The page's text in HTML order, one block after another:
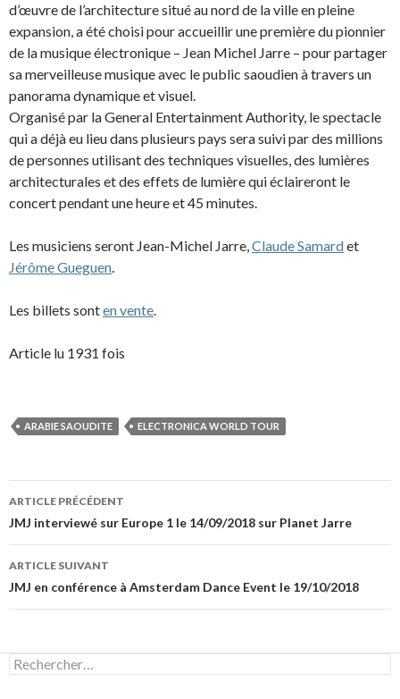
d’œuvre de l’architecture situé au nord de la ville en pleine
expansion, a été choisi pour accueillir une première du pionnier
de la musique électronique – Jean Michel Jarre – pour partager
sa merveilleuse musique avec le public saoudien à travers un
panorama dynamique et visuel.
Organisé par la General Entertainment Authority, le spectacle
qui a déjà eu lieu dans plusieurs pays sera suivi par des millions
de personnes utilisant des techniques visuelles, des lumières
architecturales et des effets de lumière qui éclaireront le
concert pendant une heure et 45 minutes.
Les musiciens seront Jean-Michel Jarre,Claude Samardet
Jérôme Gueguen.
Les billets sonten vente.
Article lu 1931 fois
ARABIE SAOUDITE ELECTRONICA WORLD TOUR
Navigation
des
articles
ARTICLE PRÉCÉDENT
JMJ interviewé sur Europe 1 le 14/09/2018 sur Planet Jarre
ARTICLE SUIVANT
JMJ en conférence à Amsterdam Dance Event le 19/10/2018
Rechercher :